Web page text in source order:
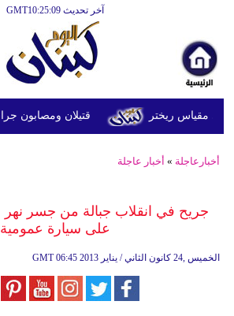
آخر تحديث GMT10:25:09
قتيلان ومصابون جراء 14 غارة إسرائيلية على شرق وجنوب لبنان
أخبارعاجلة » أخبار عاجلة
جريح في انقلاب جبالة من جسر
على سيارة عمومية
GMT 06:45 2013 الخميس ,24 كانون الثاني / يناير